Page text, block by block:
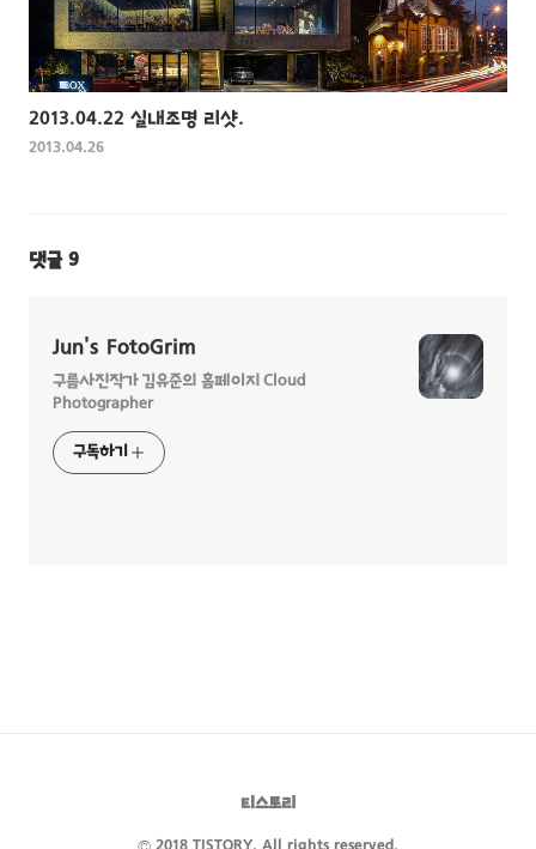
2013.04.22 실내조명 리샷.
2013.04.26
댓글 9
Jun's FotoGrim
구름사진작가 김유준의 홈페이지 Cloud
Photographer
구독하기
티스토리